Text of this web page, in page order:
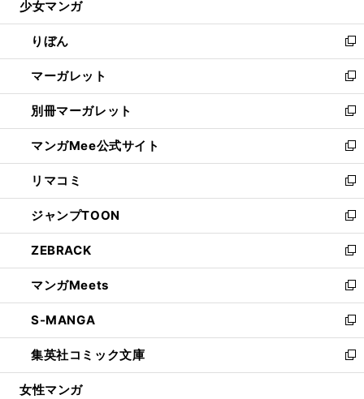
開
く
ウ
で
開
く
ン
ド
ウ
で
開
く
ウ
ィ
ン
ド
ウ
で
開
く
少女マンガ
りぼん
新
し
い
ウ
ィ
ン
ド
ウ
で
開
く
マーガレット
新
し
い
ウ
ィ
ン
ド
ウ
で
開
く
別冊マーガレット
新
し
い
ウ
ィ
ン
ド
ウ
で
開
く
マンガMee公式サイト
新
し
い
ウ
ィ
ン
ド
ウ
で
開
く
リマコミ
新
し
い
ウ
ィ
ン
ド
ウ
で
開
く
ジャンプTOON
新
し
い
ウ
ィ
ン
ド
ウ
で
開
ZEBRACK
新
し
い
ウ
ィ
ン
ド
ウ
マンガMeets
新
し
い
ウ
ィ
ン
S-MANGA
新
し
い
ウ
集英社コミック文庫
新
し
女性マンガ